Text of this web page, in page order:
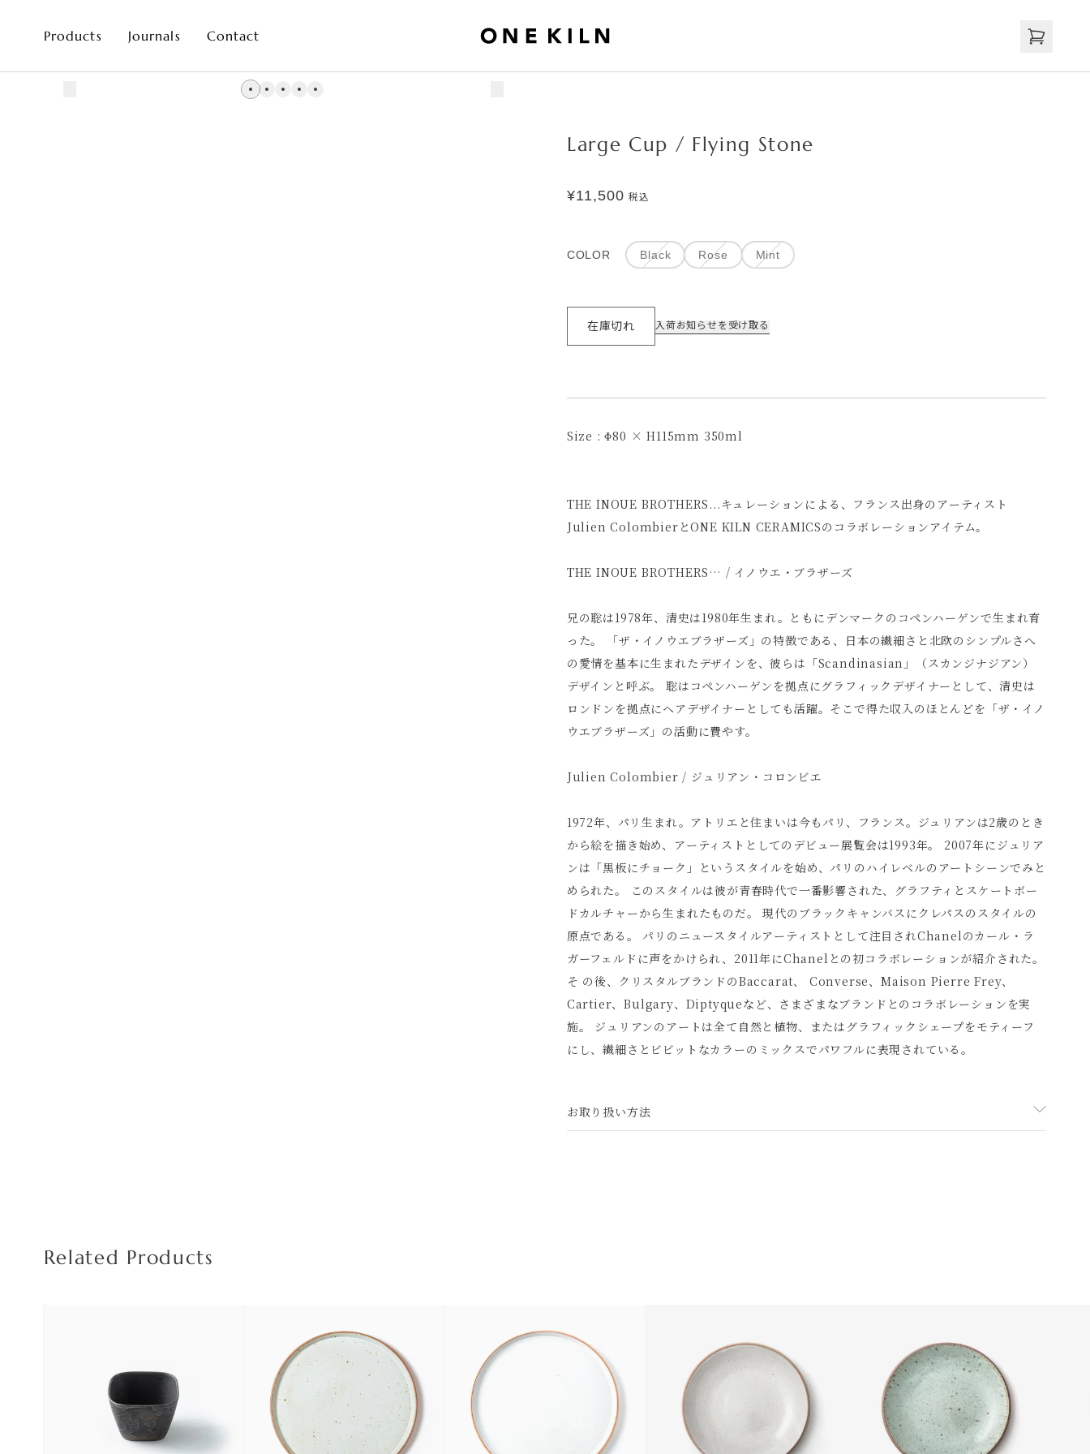
Products Journals Contact
Large Cup / Flying Stone
¥11,500 税込
COLOR Black Rose Mint
在庫切れ 入荷お知らせを受け取る
Size : Φ80 × H115mm 350ml
THE INOUE BROTHERS...キュレーションによる、フランス出身のアーティスト
Julien ColombierとONE KILN CERAMICSのコラボレーションアイテム。
THE INOUE BROTHERS… / イノウエ・ブラザーズ
兄の聡は1978年、清史は1980年生まれ。ともにデンマークのコペンハーゲンで生まれ育
った。 「ザ・イノウエブラザーズ」の特徴である、日本の繊細さと北欧のシンプルさへ
の愛情を基本に生まれたデザインを、彼らは「Scandinasian」（スカンジナジアン）
デザインと呼ぶ。 聡はコペンハーゲンを拠点にグラフィックデザイナーとして、清史は
ロンドンを拠点にヘアデザイナーとしても活躍。そこで得た収入のほとんどを「ザ・イノ
ウエブラザーズ」の活動に費やす。
Julien Colombier / ジュリアン・コロンビエ
1972年、パリ生まれ。アトリエと住まいは今もパリ、フランス。ジュリアンは2歳のとき
から絵を描き始め、アーティストとしてのデビュー展覧会は1993年。 2007年にジュリア
ンは「黒板にチョーク」というスタイルを始め、パリのハイレベルのアートシーンでみと
められた。 このスタイルは彼が青春時代で一番影響された、グラフティとスケートボー
ドカルチャーから生まれたものだ。 現代のブラックキャンバスにクレパスのスタイルの
原点である。 パリのニュースタイルアーティストとして注目されChanelのカール・ラ
ガーフェルドに声をかけられ、2011年にChanelとの初コラボレーションが紹介された。
そ の後、クリスタルブランドのBaccarat、 Converse、Maison Pierre Frey、
Cartier、Bulgary、Diptyqueなど、さまざまなブランドとのコラボレーションを実
施。 ジュリアンのアートは全て自然と植物、またはグラフィックシェープをモティーフ
にし、繊細さとビビットなカラーのミックスでパワフルに表現されている。
お取り扱い方法
Related Products